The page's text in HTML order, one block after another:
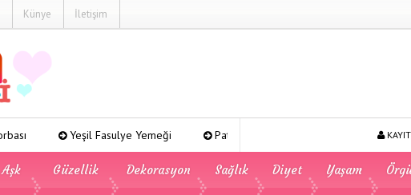
Künye İletişim
Yeşil Fasulye Yemeği Patates Kavurması
Aşk Güzellik Dekorasyon Sağlık Diyet Yaşam